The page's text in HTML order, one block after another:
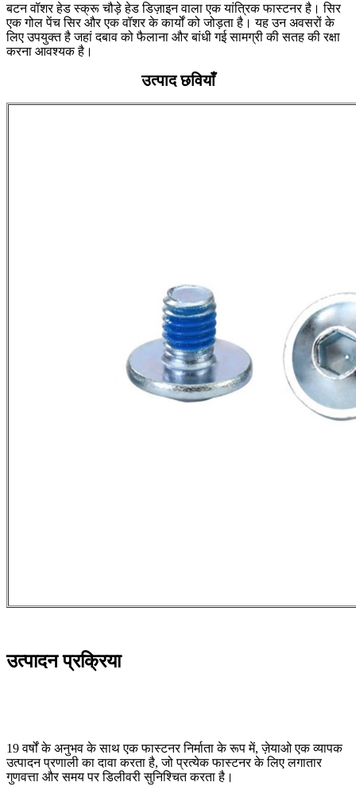
बटन वॉशर हेड स्क्रू चौड़े हेड डिज़ाइन वाला एक यांत्रिक फास्टनर है। सिर
एक गोल पेंच सिर और एक वॉशर के कार्यों को जोड़ता है। यह उन अवसरों के
लिए उपयुक्त है जहां दबाव को फैलाना और बांधी गई सामग्री की सतह की रक्षा
करना आवश्यक है।
उत्पाद छवियाँ
उत्पादन प्रक्रिया
19 वर्षों के अनुभव के साथ एक फास्टनर निर्माता के रूप में, ज़ेयाओ एक व्यापक
उत्पादन प्रणाली का दावा करता है, जो प्रत्येक फास्टनर के लिए लगातार
गुणवत्ता और समय पर डिलीवरी सुनिश्चित करता है।